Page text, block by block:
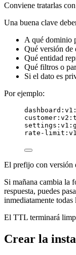
Conviene tratarlas
Una buena clave
A qué dominio
Qué versión de
Qué entidad
Qué filtros o
Si el dato es
Por ejemplo:
rate-
El prefijo con versión
Si mañana cambia la
respuesta, puedes
inmediatamente todas
El TTL terminará
Crear la